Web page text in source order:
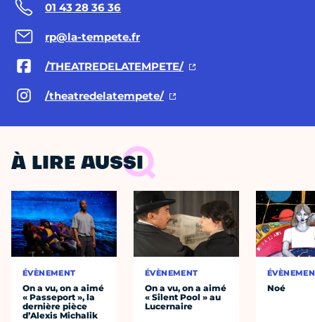
01 43 28 36 36
rp@la-tempete.fr
/THEATREDELATEMPETE/
/theatredelatempete/
À LIRE AUSSI
ÉVÈNEMENT
On a vu, on a aimé
« Passeport », la
dernière pièce
d’Alexis Michalik
ÉVÈNEMENT
On a vu, on a aimé
« Silent Pool » au
Lucernaire
Noé